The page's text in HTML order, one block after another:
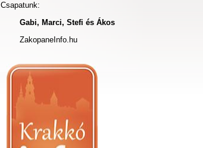
Csapatunk:
Gabi, Marci, Stefi és Ákos
ZakopaneInfo.hu